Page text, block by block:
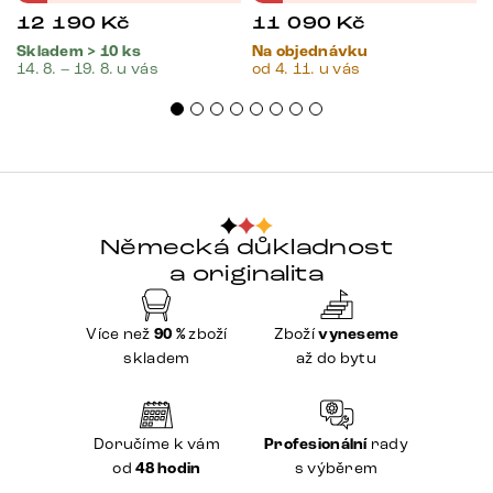
12 190 Kč
Skladem > 10 ks
14. 8. – 19. 8. u vás
11 090 Kč
Na objednávku
od 4. 11. u vás
Německá důkladnost
a originalita
Více než 90 %zboží
skladem
Zbožívyneseme
až do bytu
Doručíme k vám
od48 hodin
Profesionálnírady
s výběrem